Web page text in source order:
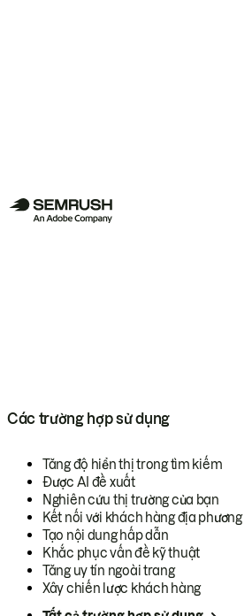
Các trường hợp sử dụng
Tăng độ hiển thị trong tìm kiếm
Được AI đề xuất
Nghiên cứu thị trường của bạn
Kết nối với khách hàng địa phương
Tạo nội dung hấp dẫn
Khắc phục vấn đề kỹ thuật
Tăng uy tín ngoài trang
Xây chiến lược khách hàng